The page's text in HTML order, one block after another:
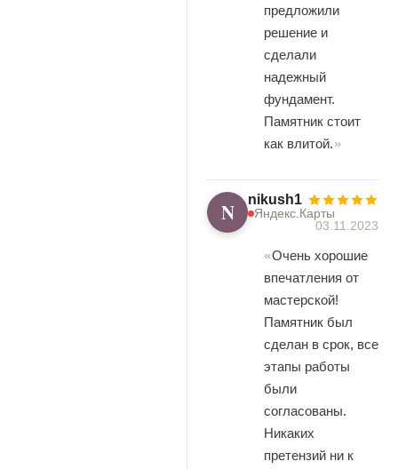
предложили
решение и
сделали
надежный
фундамент.
Памятник стоит
как влитой.
N nikush1
Яндекс.Карты
03.11.2023
Очень хорошие
впечатления от
мастерской!
Памятник был
сделан в срок, все
этапы работы
были
согласованы.
Никаких
претензий ни к